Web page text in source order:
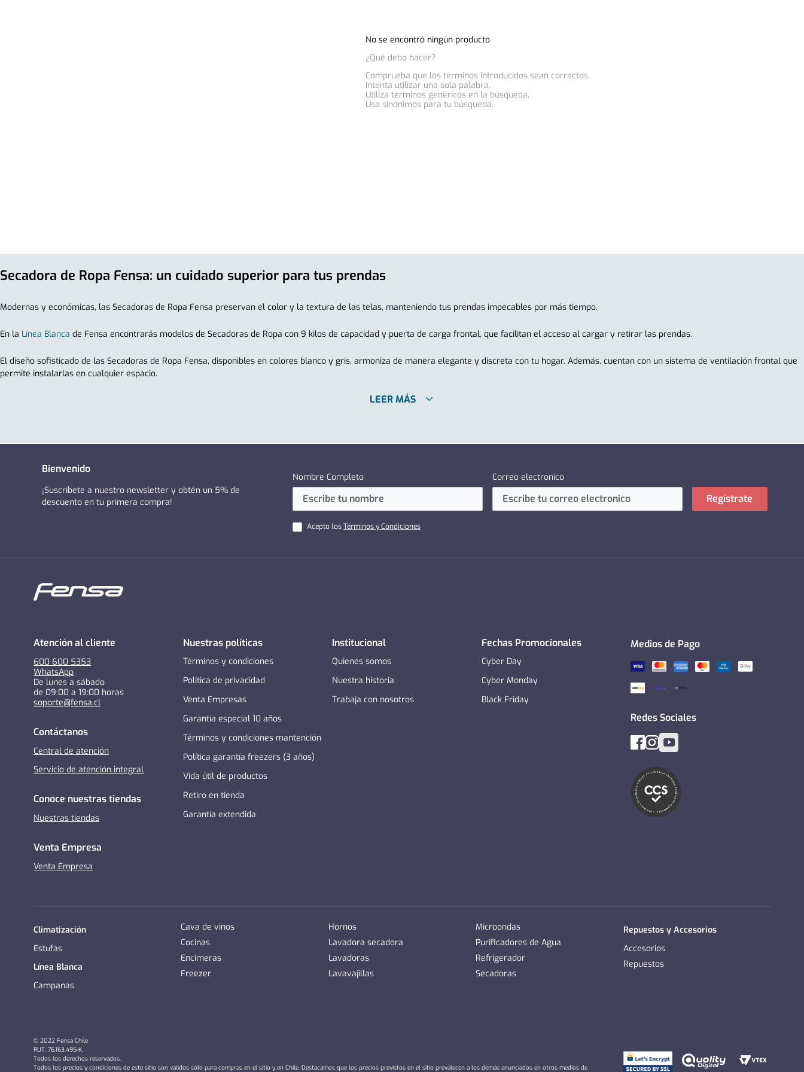
No se encontró ningún producto
¿Qué debo hacer?
Comprueba que los términos introducidos sean correctos.
Intenta utilizar una sola palabra.
Utiliza términos genéricos en la búsqueda.
Usa sinónimos para tu búsqueda.
Secadora de Ropa Fensa: un cuidado superior para tus prendas
Modernas y económicas, las Secadoras de Ropa Fensa preservan el color y la textura de las telas, manteniendo tus prendas impecables por más tiempo.
En la Línea Blanca de Fensa encontrarás modelos de Secadoras de Ropa con 9 kilos de capacidad y puerta de carga frontal, que facilitan el acceso al cargar y retirar las prendas.
El diseño sofisticado de las Secadoras de Ropa Fensa, disponibles en colores blanco y gris, armoniza de manera elegante y discreta con tu hogar. Además, cuentan con un sistema de ventilación frontal que
permite instalarlas en cualquier espacio.
LEER MÁS
Bienvenido
¡Suscríbete a nuestro newsletter y obtén un 5% de
descuento en tu primera compra!
Nombre Completo Correo electronico
Acepto losTérminos y Condiciones
Regístrate
Atención al cliente
600 600 5353
WhatsApp
De lunes a sábado
de 09:00 a 19:00 horas
soporte@fensa.cl
Contáctanos
Central de atención
Servicio de atención integral
Conoce nuestras tiendas
Nuestras tiendas
Venta Empresa
Venta Empresa
Nuestras políticas
Términos y condiciones
Política de privacidad
Venta Empresas
Garantía especial 10 años
Términos y condiciones mantención
Política garantía freezers (3 años)
Vida útil de productos
Retiro en tienda
Garantía extendida
Institucional
Quienes somos
Nuestra historia
Trabaja con nosotros
Fechas Promocionales
Cyber Day
Cyber Monday
Black Friday
Medios de Pago
Redes Sociales
Climatización
Estufas
Línea Blanca
Campanas
Cava de vinos
Cocinas
Encimeras
Freezer
Hornos
Lavadora secadora
Lavadoras
Lavavajillas
Microondas
Purificadores de Agua
Refrigerador
Secadoras
Repuestos y Accesorios
Accesorios
Repuestos
© 2022 Fensa Chile
RUT: 76.163.495-K.
Todos los derechos reservados.
Todos los precios y condiciones de este sitio son válidos sólo para compras en el sitio y en Chile. Destacamos que los precios previstos en el sitio prevalecen a los demás anunciados en otros medios de